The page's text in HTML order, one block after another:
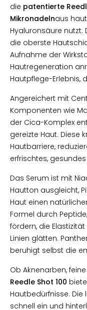
die patentierte
Mikronadelnaus
Hyaluronsäure nutzt.
die oberste
Aufnahme der
Hautregeneration
Hautpflege-Erlebnis,
Angereichert mit
Komponenten wie
der Cica-Komplex
gereizte Haut. Diese
Hautbarriere,
erfrischtes,
Das Serum ist mit
Hautton ausgleicht,
Haut einen
Formel durch
fördern, die
Linien glätten.
beruhigt selbst die
Ob Aknenarben,
Reedle Shot 100
Hautbedürfnisse. Die
schnell ein und